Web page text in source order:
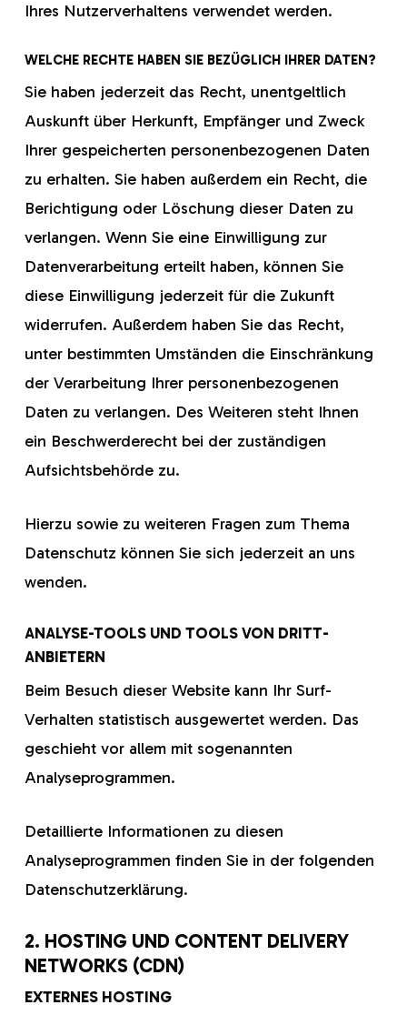
Ihres Nutzerverhaltens verwendet werden.
WELCHE RECHTE HABEN SIE BEZÜGLICH IHRER DATEN?
Sie haben jederzeit das Recht, unentgeltlich
Auskunft über Herkunft, Empfänger und Zweck
Ihrer gespeicherten personenbezogenen Daten
zu erhalten. Sie haben außerdem ein Recht, die
Berichtigung oder Löschung dieser Daten zu
verlangen. Wenn Sie eine Einwilligung zur
Datenverarbeitung erteilt haben, können Sie
diese Einwilligung jederzeit für die Zukunft
widerrufen. Außerdem haben Sie das Recht,
unter bestimmten Umständen die Einschränkung
der Verarbeitung Ihrer personenbezogenen
Daten zu verlangen. Des Weiteren steht Ihnen
ein Beschwerderecht bei der zuständigen
Aufsichtsbehörde zu.
Hierzu sowie zu weiteren Fragen zum Thema
Datenschutz können Sie sich jederzeit an uns
wenden.
ANALYSE-TOOLS UND TOOLS VON DRITT­
ANBIETERN
Beim Besuch dieser Website kann Ihr Surf-
Verhalten statistisch ausgewertet werden. Das
geschieht vor allem mit sogenannten
Analyseprogrammen.
Detaillierte Informationen zu diesen
Analyseprogrammen finden Sie in der folgenden
Datenschutzerklärung.
2. HOSTING UND CONTENT DELIVERY
NETWORKS (CDN)
EXTERNES HOSTING